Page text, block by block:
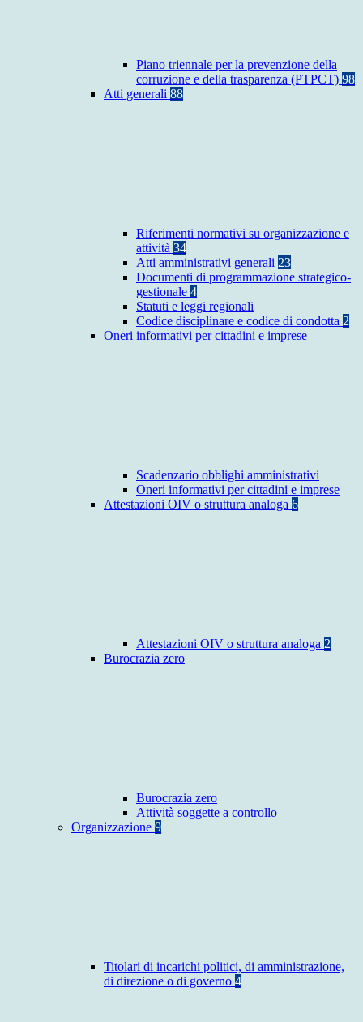
Piano triennale per la prevenzione della
corruzione e della trasparenza (PTPCT) 98
Atti generali 88
Riferimenti normativi su organizzazione e
attività 34
Atti amministrativi generali 23
Documenti di programmazione strategico-
gestionale 4
Statuti e leggi regionali
Codice disciplinare e codice di condotta 2
Oneri informativi per cittadini e imprese
Scadenzario obblighi amministrativi
Oneri informativi per cittadini e imprese
Attestazioni OIV o struttura analoga 6
Attestazioni OIV o struttura analoga 2
Burocrazia zero
Burocrazia zero
Attività soggette a controllo
Organizzazione 9
Titolari di incarichi politici, di amministrazione,
di direzione o di governo 4